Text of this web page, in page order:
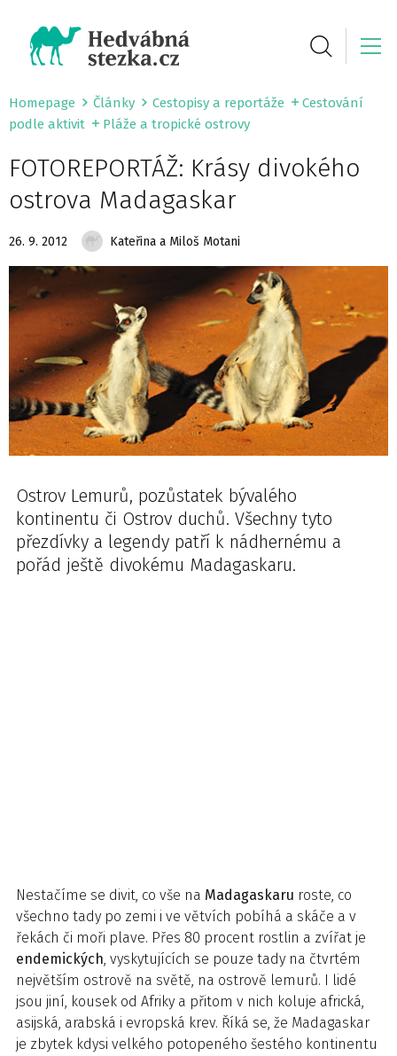
Homepage Články Cestopisy a reportáže
Cestování
podle aktivit
Pláže a tropické ostrovy
FOTOREPORTÁŽ: Krásy divokého
ostrova Madagaskar
26. 9. 2012 Kateřina a Miloš Motani
Ostrov Lemurů, pozůstatek bývalého
kontinentu či Ostrov duchů. Všechny tyto
přezdívky a legendy patří k nádhernému a
pořád ještě divokému Madagaskaru.
Nestačíme se divit, co vše na Madagaskaru roste, co
všechno tady po zemi i ve větvích pobíhá a skáče a v
řekách či moři plave. Přes 80 procent rostlin a zvířat je
endemických, vyskytujících se pouze tady na čtvrtém
největším ostrově na světě, na ostrově lemurů. I lidé
jsou jiní, kousek od Afriky a přitom v nich koluje africká,
asijská, arabská i evropská krev. Říká se, že Madagaskar
je zbytek kdysi velkého potopeného šestého kontinentu